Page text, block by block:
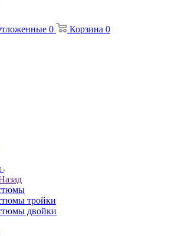
0 Корзина 0
тройки
двойки